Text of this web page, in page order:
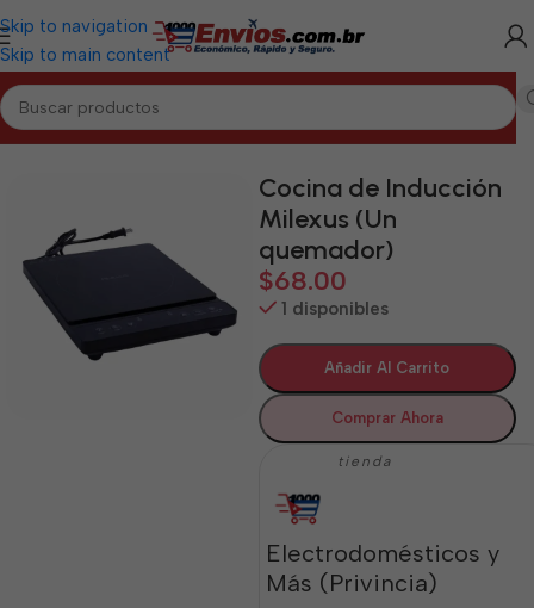
Skip to navigation
Skip to main content
Inicio/SANTIAGO/Electrodomésticos Santiago
Cocina de Inducción
Milexus (Un
quemador)
$68.00
1 disponibles
Añadir Al Carrito
Comprar Ahora
tienda
Electrodomésticos y
Más (Privincia)